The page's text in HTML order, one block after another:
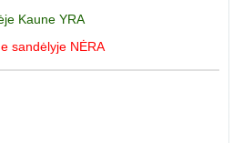
Kaune YRA
sandėlyje NĖRA